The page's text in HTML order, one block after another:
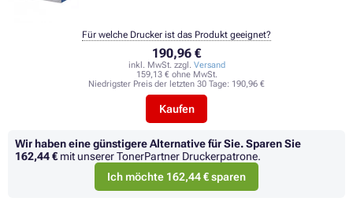
190,96 €
inkl. MwSt. zzgl. Versand
159,13 € ohne MwSt.
Niedrigster Preis der letzten 30 Tage: 190,96 €
Kaufen
Für welche Drucker ist das Produkt geeignet?
Wir haben eine günstigere Alternative für Sie.Sparen Sie
162,44 € mit unserer TonerPartner Druckerpatrone.
Ich möchte 162,44 € sparen